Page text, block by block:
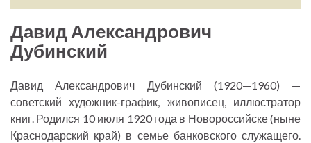
Давид Александрович
Дубинский
Давид Александрович Дубинский (1920—1960) —
советский художник-график, живописец, иллюстратор
книг. Родился 10 июля 1920 года в Новороссийске (ныне
Краснодарский край) в семье банковского служащего.